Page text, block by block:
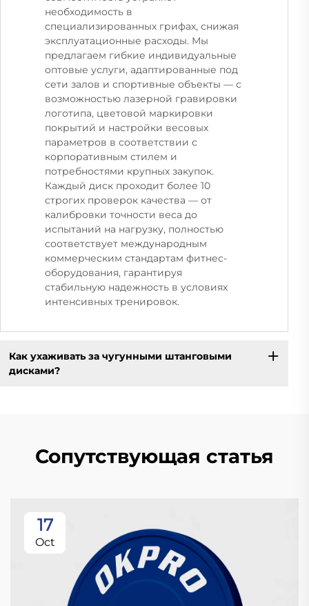
необходимость в
специализированных грифах, снижая
эксплуатационные расходы. Мы
предлагаем гибкие индивидуальные
оптовые услуги, адаптированные под
сети залов и спортивные объекты — с
возможностью лазерной гравировки
логотипа, цветовой маркировки
покрытий и настройки весовых
параметров в соответствии с
корпоративным стилем и
потребностями крупных закупок.
Каждый диск проходит более 10
строгих проверок качества — от
калибровки точности веса до
испытаний на нагрузку, полностью
соответствует международным
коммерческим стандартам фитнес-
оборудования, гарантируя
стабильную надежность в условиях
интенсивных тренировок.
Как ухаживать за чугунными штанговыми
дисками?
Сопутствующая статья
17
Oct